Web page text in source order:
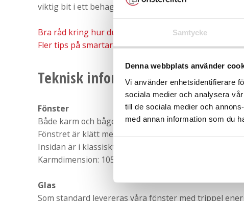
Samtycke
Denna webbplats använder
Vi använder enhetsidentifierare
sociala medier och analysera
till de sociala medier och
med annan information som du
viktig bit i ett behagligt inomhusklimat och sunda
Bra råd kring hur du ska planera fönsterbyten för att
Fler tips på smartare energianvändning
Teknisk information
Fönster
Både karm och båge lamellimmas av kvistfri
Fönstret är klätt med aluminium på utsidan för att
Insidan är i klassiskt trä så ni får den genuina
Karmdimension: 105 mm
Glas
Som standard levereras våra fönster med trippel